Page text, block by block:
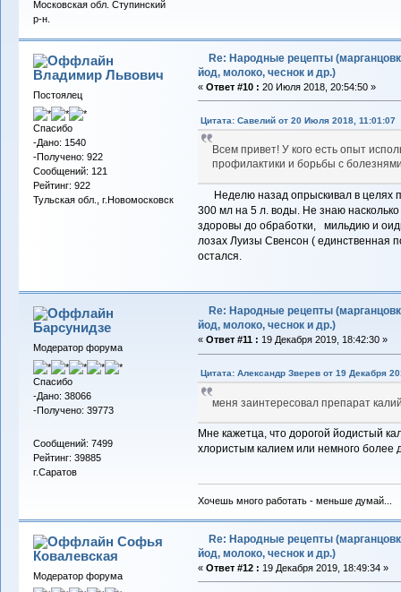
Московская обл. Ступинский
р-н.
Владимир Львович
Постоялец
Спасибо
-Дано: 1540
-Получено: 922
Сообщений: 121
Рейтинг: 922
Тульская обл., г.Новомосковск
Re: Народные рецепты
йод, молоко, чеснок и др.)
« Ответ #10 : 20 Июля 2018, 20:54:50 »
Цитата: Савелий от 20 Июля 2018, 11:01:07
Всем привет! У кого есть опыт
профилактики и борьбы с
Неделю назад опрыскивал в целях
300 мл на 5 л. воды. Не знаю
здоровы до обработки, мильдию и
лозах Луизы Свенсон ( единственная
остался.
Барсунидзе
Модератор форума
Спасибо
-Дано: 38066
-Получено: 39773
Сообщений: 7499
Рейтинг: 39885
г.Саратов
Re: Народные рецепты
йод, молоко, чеснок и др.)
« Ответ #11 : 19 Декабря 2019, 18:42:30 »
Цитата: Александр Зверев от 19 Декабря
меня заинтересовал препарат
Мне кажетца, что дорогой йодистый
хлористым калием или немного
Хочешь много работать - меньше думай...
Софья
Ковалевская
Модератор форума
Re: Народные рецепты
йод, молоко, чеснок и др.)
« Ответ #12 : 19 Декабря 2019, 18:49:34 »